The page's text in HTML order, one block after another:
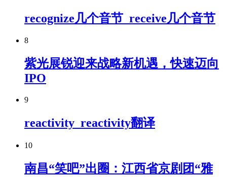
recognize几个音节_receive几个音节
8
紫光展锐迎来战略新机遇，快速迈向
IPO
9
reactivity_reactivity翻译
10
南昌“笑吧”出圈：江西省京剧团“雅